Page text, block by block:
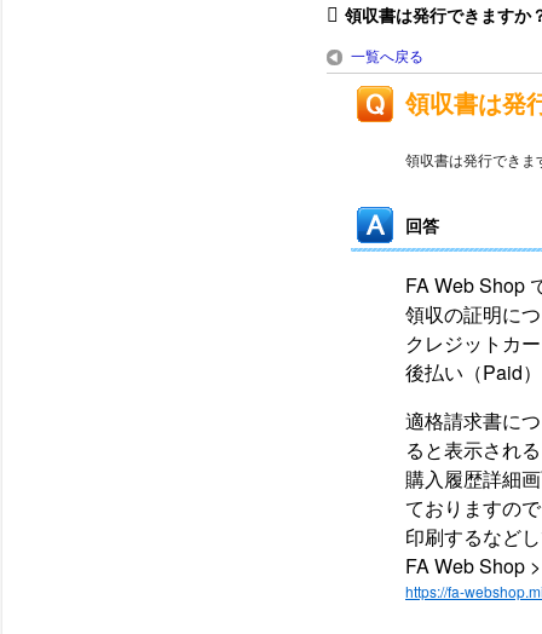
領収書は発行できますか
一覧へ戻る
領収書は発
領収書は発行でき
回答
FA Web Shop
領収の証明に
クレジットカ
後払い（Paid
適格請求書に
ると表示される
購入履歴詳細
ておりますの
印刷するなど
FA Web Shop
https://fa-